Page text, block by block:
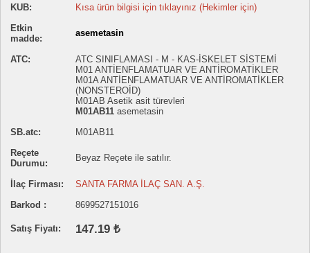
KUB:
Kısa ürün bilgisi için tıklayınız (Hekimler için)
Etkin
madde:
asemetasin
ATC:
ATC SINIFLAMASI - M - KAS-İSKELET SİSTEMİ
M01 ANTİENFLAMATUAR VE ANTİROMATİKLER
M01A ANTİENFLAMATUAR VE ANTİROMATİKLER
(NONSTEROİD)
M01AB Asetik asit türevleri
M01AB11 asemetasin
SB.atc:
M01AB11
Reçete
Durumu:
Beyaz Reçete ile satılır.
İlaç Firması:
SANTA FARMA İLAÇ SAN. A.Ş.
Barkod :
8699527151016
Satış Fiyatı: 147.19 ₺